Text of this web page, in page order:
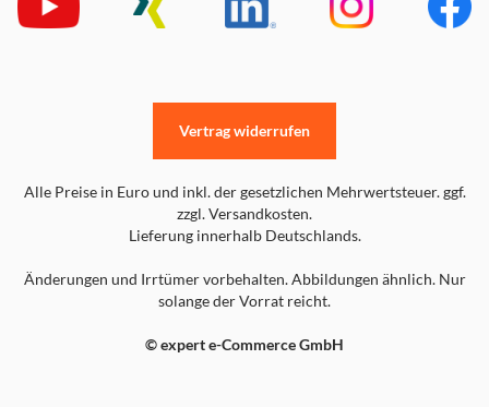
Alle Preise in Euro und inkl. der gesetzlichen Mehrwertsteuer. ggf.
zzgl. Versandkosten.
Lieferung innerhalb Deutschlands.
Änderungen und Irrtümer vorbehalten. Abbildungen ähnlich. Nur
solange der Vorrat reicht.
© expert e-Commerce GmbH
Vertrag widerrufen